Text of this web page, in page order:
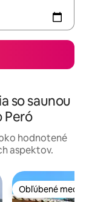
so saunou
Peró
hodnotené
aspektov.
Obľúbené medzi
Obľúbené medzi